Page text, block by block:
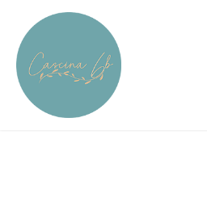
content